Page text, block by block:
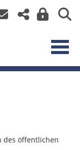
des öffentlichen